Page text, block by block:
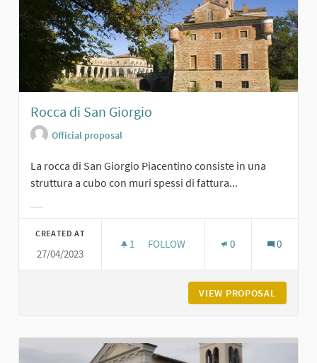
Rocca di San Giorgio
Official proposal
La rocca di San Giorgio Piacentino consiste in una
struttura a cubo con muri spessi di fattura...
CREATED AT
27/04/2023
1 1 FOLLOWER
FOLLOW 0 0
VIEW PROPOSAL